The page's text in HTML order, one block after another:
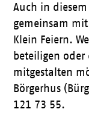
Auch in
gemeinsam
Klein Feiern.
beteiligen oder
mitgestalten
Börgerhus
121 73 55.